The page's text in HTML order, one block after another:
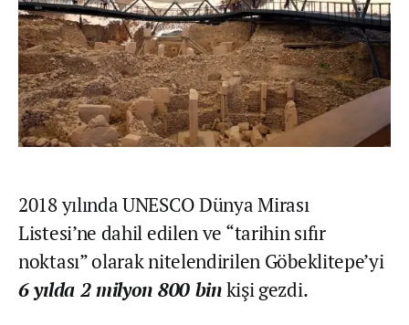
2018 yılında UNESCO Dünya Mirası
Listesi’ne dahil edilen ve “tarihin sıfır
noktası” olarak nitelendirilen Göbeklitepe’yi
6 yılda 2 milyon 800 binkişi gezdi.